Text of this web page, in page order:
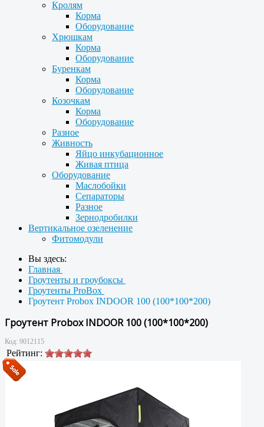
Кролям
Корма
Оборудование
Хрюшкам
Корма
Оборудование
Буренкам
Корма
Оборудование
Козочкам
Корма
Оборудование
Разное
Живность
Яйцо инкубационное
Живая птица
Оборудование
Маслобойки
Сепараторы
Разное
Зернодробилки
Вертикальное озеленение
Фитомодули
Вы здесь:
Главная
Гроутенты и гроубоксы
Гроутенты ProBox
Гроутент Probox INDOOR 100 (100*100*200)
Гроутент Probox INDOOR 100 (100*100*200)
Код: 9012115
Рейтинг: